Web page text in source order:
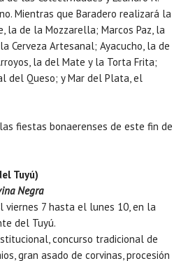
Mientras que Baradero realizará la
la de la Mozzarella; Marcos Paz, la
Cerveza Artesanal; Ayacucho, la de
la del Mate y la Torta Frita;
del Queso; y Mar del Plata, el
fiestas bonaerenses de este fin de
Tuyú)
Negra
viernes 7 hasta el lunes 10, en la
del Tuyú.
concurso tradicional de
gran asado de corvinas, procesión